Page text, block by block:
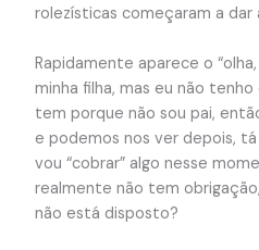
rolezísticas começaram a dar
Rapidamente aparece o
minha filha, mas eu não
tem porque não sou pai,
e podemos nos ver depois,
vou “cobrar” algo nesse
realmente não tem
não está disposto?